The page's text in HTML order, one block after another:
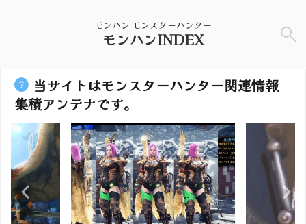
モンハン モンスターハンター
モンハンINDEX
当サイトはモンスターハンター関連情報
集積アンテナです。